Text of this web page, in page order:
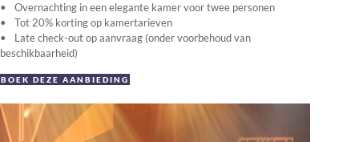
Overnachting in een elegante kamer voor twee personen
Tot 20% korting op kamertarieven
Late check-out op aanvraag (onder voorbehoud van
beschikbaarheid)
BOEK DEZE AANBIEDING